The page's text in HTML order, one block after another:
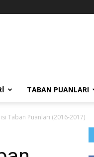
TABAN PUANLARI
Taban Puanları (2016-2017)